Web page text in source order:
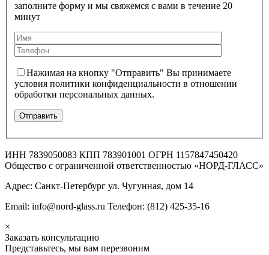
заполните форму и мы свяжемся с вами в течение 20
минут
Нажимая на кнопку "Отправить" Вы принимаете
условия политики конфиденциальности в отношении
обработки персональных данных.
ИНН 7839050083 КПП 783901001 ОГРН 1157847450420
Общество с ограниченной ответственностью «НОРД-ГЛАСС»
Адрес: Санкт-Петербург ул. Чугунная, дом 14
Email: info@nord-glass.ru Телефон: (812) 425-35-16
×
Заказать консультацию
Представьтесь, мы вам перезвоним